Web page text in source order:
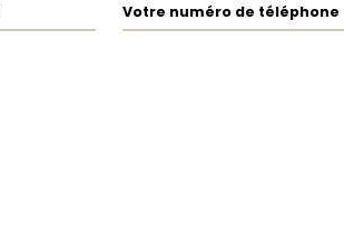
Votre numéro de téléphone